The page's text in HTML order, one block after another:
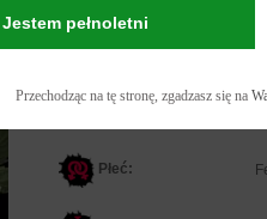
AUTO SOUR DIESEL
Auto Sour Diesel to
połączonym z aromatem
Płeć: F
Jestem pełnoletni
Przechodząc na tę stronę, zgadzasz się na